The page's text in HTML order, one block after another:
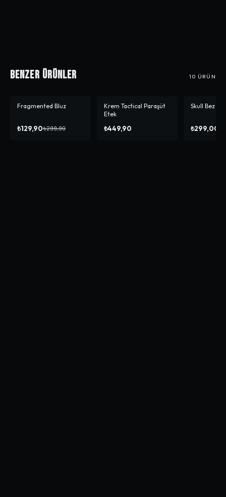
Benzer Ürünler 10 ÜRÜN
-%57
Fragmented Bluz
₺129,90₺299,90
Krem Tactical Paraşüt
Etek
₺449,90
Skull Bez
₺299,00